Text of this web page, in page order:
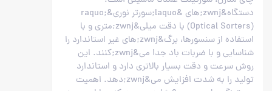
دستگاه&zwnj;های &laquo;سورتر نوری&raquo;
(Optical Sorters) با دقت میلی&zwnj;متری و با
استفاده از سنسورها، برگ&zwnj;های غیر استاندارد را
شناسایی و با ضربات باد جدا می&zwnj;کنند. این
روش سرعت و دقت بسیار بالاتری دارد و استاندارد
تولید را به شدت افزایش می&zwnj;دهد. اهمیت